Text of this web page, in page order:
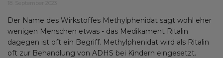
Der Name des Wirkstoffes Methylphenidat sagt wohl eher
wenigen Menschen etwas - das Medikament Ritalin
dagegen ist oft ein Begriff. Methylphenidat wird als Ritalin
oft zur Behandlung von ADHS bei Kindern eingesetzt.